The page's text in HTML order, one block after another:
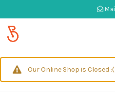
Mail
Our Online Shop is Closed :(